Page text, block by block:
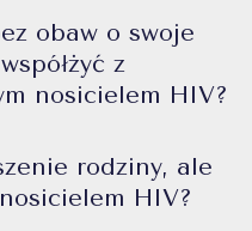
obaw o swoje
z
nosicielem HIV?
rodziny, ale
HIV?